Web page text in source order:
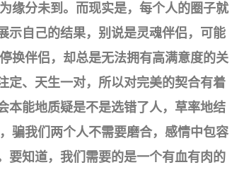
缘分未到。而现实是，每个人的圈子就
示自己的结果，别说是灵魂伴侣，可能
换伴侣，却总是无法拥有高满意度的关
定、天生一对，所以对完美的契合有着
本能地质疑是不是选错了人，草率地结
骗我们两个人不需要磨合，感情中包容
要知道，我们需要的是一个有血有肉的